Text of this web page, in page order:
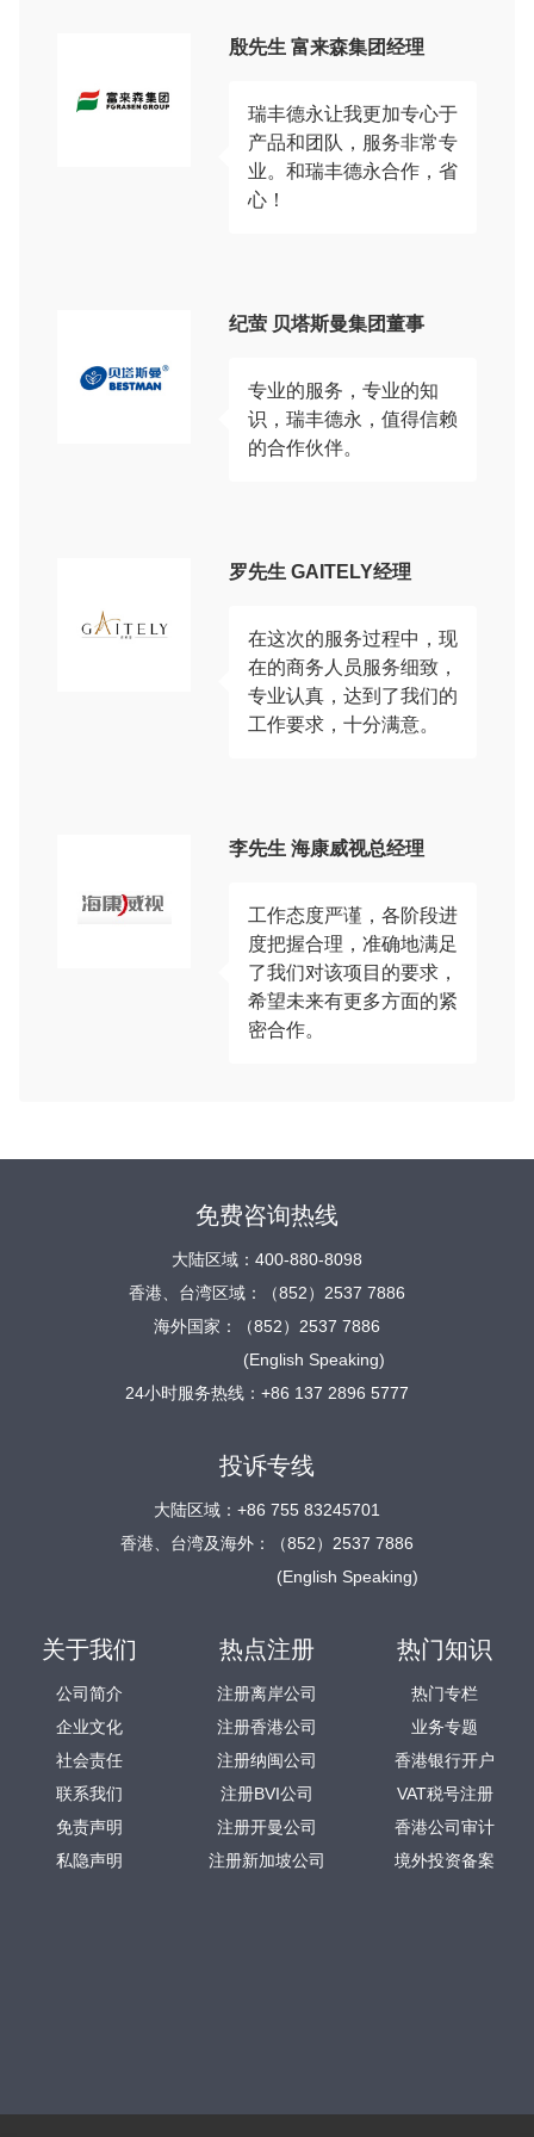
殷先生 富来森集团经理
瑞丰德永让我更加专心于
产品和团队，服务非常专
业。和瑞丰德永合作，省
心！
纪萤 贝塔斯曼集团董事
专业的服务，专业的知
识，瑞丰德永，值得信赖
的合作伙伴。
罗先生 GAITELY经理
在这次的服务过程中，现
在的商务人员服务细致，
专业认真，达到了我们的
工作要求，十分满意。
李先生 海康威视总经理
工作态度严谨，各阶段进
度把握合理，准确地满足
了我们对该项目的要求，
希望未来有更多方面的紧
密合作。
免费咨询热线
大陆区域：400-880-8098
香港、台湾区域：（852）2537 7886
海外国家：（852）2537 7886
(English Speaking)
24小时服务热线：+86 137 2896 5777
投诉专线
大陆区域：+86 755 83245701
香港、台湾及海外：（852）2537 7886
(English Speaking)
关于我们
公司简介
企业文化
社会责任
联系我们
免责声明
私隐声明
热点注册
注册离岸公司
注册香港公司
注册纳闽公司
注册BVI公司
注册开曼公司
注册新加坡公司
热门知识
热门专栏
业务专题
香港银行开户
VAT税号注册
香港公司审计
境外投资备案